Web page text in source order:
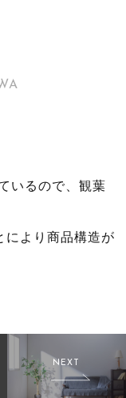
いるので、観葉
により商品構造が
NEXT